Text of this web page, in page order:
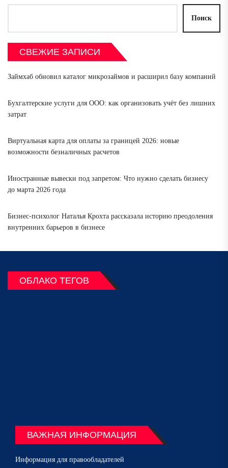
Поиск
СВЕЖИЕ ЗАПИСИ
Займхаб обновил каталог микрозаймов и расширил базу компаний
Бухгалтерские услуги для ООО: как организовать учёт без лишних
затрат
Виртуальная карта для оплаты за границей 2026: новые
возможности безналичных расчетов
Иностранные вывески под запретом: Что нужно сделать бизнесу
до марта 2026 года
Бизнес-психолог Наталья Крохта рассказала историю преодоления
внутренних барьеров в бизнесе
ОБЛАКО ТЕГОВ
ВАЖНАЯ ИНФОРМАЦИЯ
Информация для правообладателей